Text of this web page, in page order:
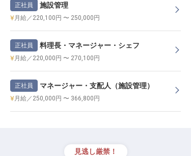
正社員 施設管理
月給／220,100円 〜 250,000円
正社員 料理長・マネージャー・シェフ
月給／220,000円 〜 270,100円
正社員 マネージャー・支配人（施設管理）
月給／250,000円 〜 366,800円
見逃し厳禁！